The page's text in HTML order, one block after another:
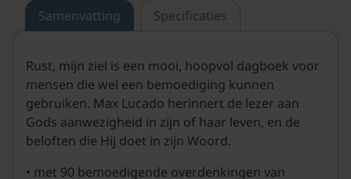
Samenvatting Specificaties
Rust, mijn ziel is een mooi, hoopvol dagboek voor
mensen die wel een bemoediging kunnen
gebruiken. Max Lucado herinnert de lezer aan
Gods aanwezigheid in zijn of haar leven, en de
beloften die Hij doet in zijn Woord.
• met 90 bemoedigende overdenkingen van